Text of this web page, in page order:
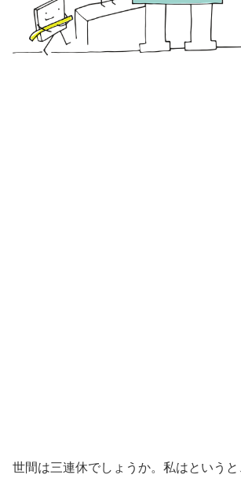
世間は三連休でしょうか。私はという